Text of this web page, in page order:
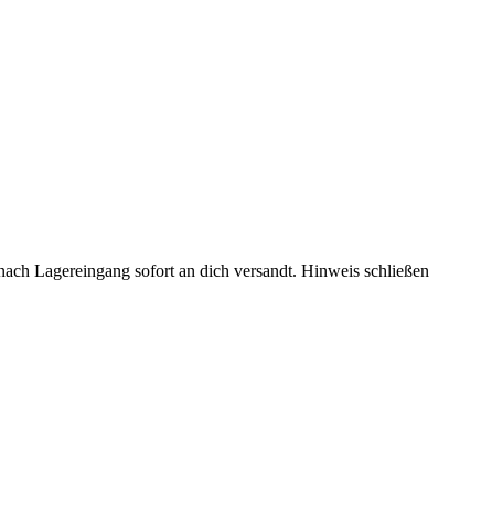
Lagereingang sofort an dich versandt. Hinweis schließen